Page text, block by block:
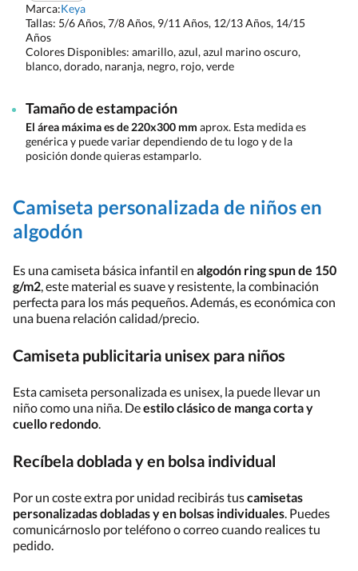
Marca:Keya
Tallas: 5/6 Años, 7/8 Años, 9/11 Años, 12/13 Años, 14/15
Años
Colores Disponibles: amarillo, azul, azul marino oscuro,
blanco, dorado, naranja, negro, rojo, verde
Tamaño de estampación
El área máxima es de 220x300 mm aprox. Esta medida es
genérica y puede variar dependiendo de tu logo y de la
posición donde quieras estamparlo.
Camiseta personalizada de niños en
algodón
Es una camiseta básica infantil en algodón ring spun de 150
g/m2, este material es suave y resistente, la combinación
perfecta para los más pequeños. Además, es económica con
una buena relación calidad/precio.
Camiseta publicitaria unisex para niños
Esta camiseta personalizada es unisex, la puede llevar un
niño como una niña. Deestilo clásico de manga corta y
cuello redondo.
Recíbela doblada y en bolsa individual
Por un coste extra por unidad recibirás tuscamisetas
personalizadas dobladas y en bolsas individuales. Puedes
comunicárnoslo por teléfono o correo cuando realices tu
pedido.